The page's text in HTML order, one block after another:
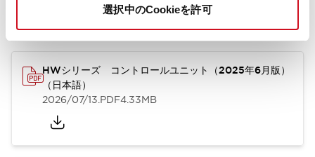
選択中のCookieを許可
取扱説明書 CAD 規格・認証
HWシリーズ コントロールユニット（2025年6月版）
（日本語）
2026/07/13.PDF4.33MB